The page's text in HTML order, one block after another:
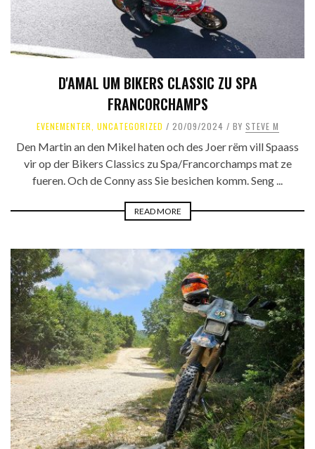
D'AMAL UM BIKERS CLASSIC ZU SPA
FRANCORCHAMPS
EVENEMENTER UNCATEGORIZED 20/09/2024 BY STEVE M
Den Martin an den Mikel haten och des Joer rëm vill Spaass
vir op der Bikers Classics zu Spa/Francorchamps mat ze
fueren. Och de Conny ass Sie besichen komm. Seng ...
READ MORE